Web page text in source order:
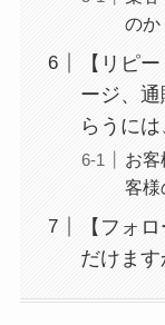
のか
【リピ
ージ、
らうに
お
客様
【フォ
だけます